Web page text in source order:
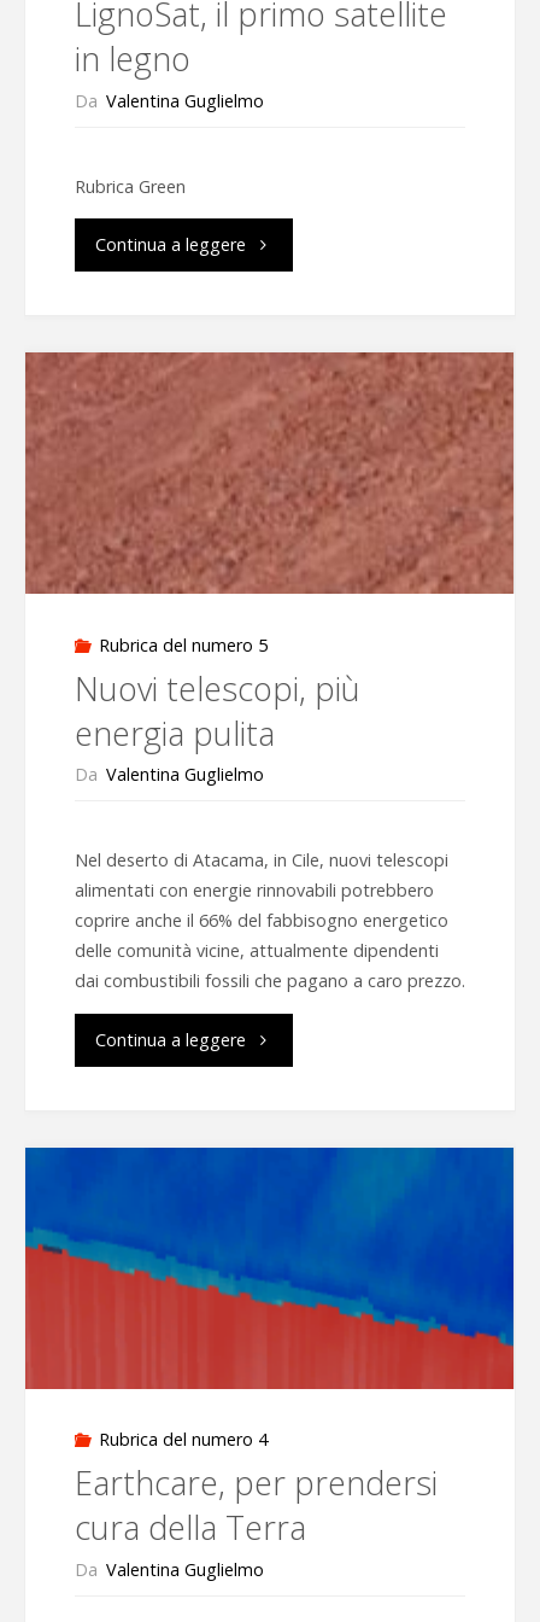
LignoSat, il primo satellite
in legno
Da Valentina Guglielmo
Rubrica Green
Continua a leggere"LignoSat,
primo
satellite
in
legno"
Rubrica del numero 5
Nuovi telescopi, più
energia pulita
Da Valentina Guglielmo
Nel deserto di Atacama, in Cile, nuovi telescopi
alimentati con energie rinnovabili potrebbero
coprire anche il 66% del fabbisogno energetico
delle comunità vicine, attualmente dipendenti
dai combustibili fossili che pagano a caro prezzo.
Continua a leggere"Nuovi
più
Rubrica del numero 4
Earthcare, per prendersi
cura della Terra
Da Valentina Guglielmo